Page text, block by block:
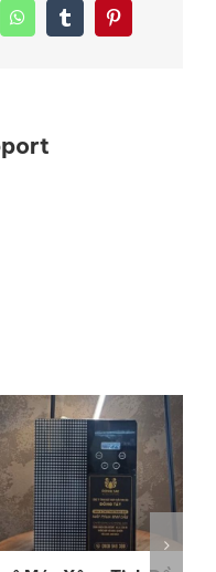
Khuếch
WhatsAppTumblrPinterest